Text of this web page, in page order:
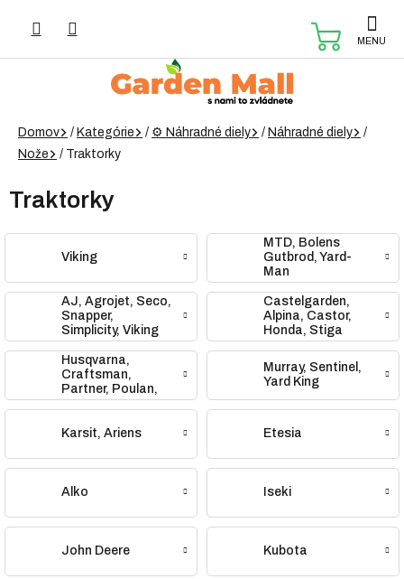
Domov / Kategórie / ⚙️ Náhradné diely / Náhradné diely
/
Nože
/ Traktorky
Traktorky
Viking
MTD, Bolens
Gutbrod, Yard-
Man
AJ, Agrojet, Seco,
Snapper,
Simplicity, Viking
Castelgarden,
Alpina, Castor,
Honda, Stiga
Husqvarna,
Craftsman,
Partner, Poulan,
Rally, Laser,
Murray, Sentinel,
Yard King
Karsit, Ariens Etesia
Alko Iseki
John Deere Kubota